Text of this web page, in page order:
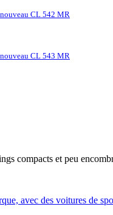
CL 542 MR
CL 543 MR
compacts et peu